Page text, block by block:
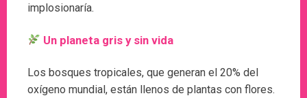
implosionaría.
Un planeta gris y sin vida
Los bosques tropicales, que generan el 20% del
oxígeno mundial, están llenos de plantas con flores.